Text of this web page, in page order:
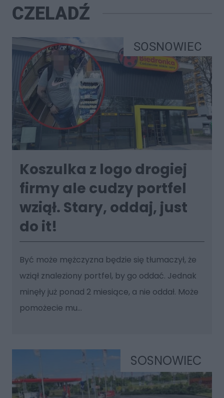
CZELADŹ
SOSNOWIEC
Koszulka z logo drogiej
firmy ale cudzy portfel
wziął. Stary, oddaj, just
do it!
Być może mężczyzna będzie się tłumaczył, że
wziął znaleziony portfel, by go oddać. Jednak
minęły już ponad 2 miesiące, a nie oddał. Może
pomożecie mu...
SOSNOWIEC